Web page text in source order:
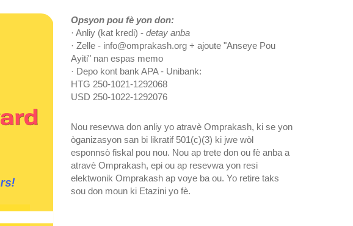
Opsyon pou fè yon don:
· Anliy (kat kredi) - detay anba
· Zelle - info@omprakash.org + ajoute "Anseye Pou
Ayiti" nan espas memo
· Depo kont bank APA - Unibank:
HTG 250-1021-1292068
USD 250-1022-1292076
Nou resevwa don anliy yo atravè Omprakash, ki se yon
òganizasyon san bi likratif 501(c)(3) ki jwe wòl
esponnsò fiskal pou nou. Nou ap trete don ou fè anba a
atravè Omprakash, epi ou ap resevwa yon resi
elektwonik Omprakash ap voye ba ou. Yo retire taks
sou don moun ki Etazini yo fè.